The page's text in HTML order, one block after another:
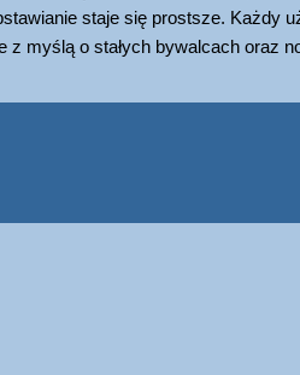
staje się prostsze. Każdy
myślą o stałych bywalcach oraz